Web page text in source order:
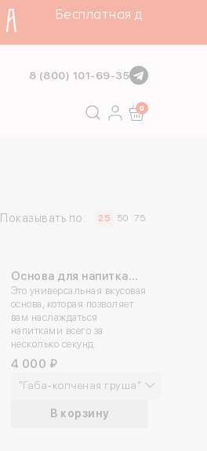
Бесплатная доставка в
8 (800) 101-69-35
Поиск 0
Показывать по: 25 50 75
Основа для напитка
ЛЬЮ (1л)
Это универсальная вкусовая
основа, которая позволяет
вам наслаждаться
напитками всего за
несколько секунд.
4 000 ₽
В корзину
"Габа-копченая груша"